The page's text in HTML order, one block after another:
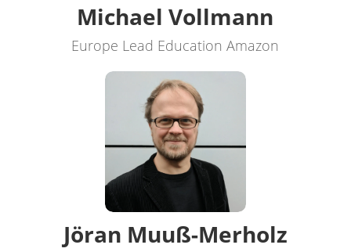
Michael Vollmann
Europe Lead Education Amazon
Jöran Muuß-Merholz